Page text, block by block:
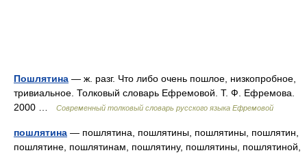
Пошлятина — ж. разг. Что либо очень пошлое, низкопробное,
тривиальное. Толковый словарь Ефремовой. Т. Ф. Ефремова.
2000 …
Современный толковый словарь русского языка Ефремовой
пошлятина — пошлятина, пошлятины, пошлятины, пошлятин,
пошлятине, пошлятинам, пошлятину, пошлятины, пошлятиной,